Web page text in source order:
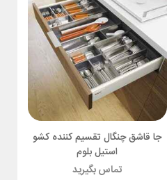
جا قاشق چنگال تقسیم کننده کشو
استیل بلوم
تماس بگیرید